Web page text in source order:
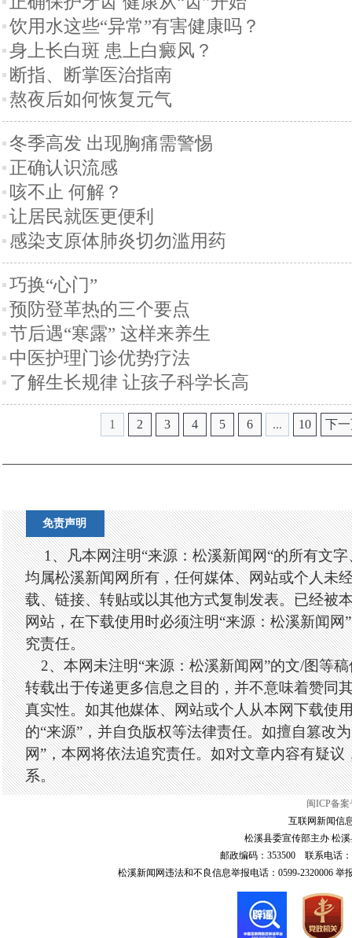
饮用水这些“异常”有害健康吗？
身上长白斑 患上白癜风？
断指、断掌医治指南
熬夜后如何恢复元气
冬季高发 出现胸痛需警惕
正确认识流感
咳不止 何解？
让居民就医更便利
感染支原体肺炎切勿滥用药
巧换“心门”
预防登革热的三个要点
节后遇“寒露” 这样来养生
中医护理门诊优势疗法
了解生长规律 让孩子科学长高
1 2 3 4 5 6 ... 10 下
免责声明
1、凡本网注明“来源：松溪新闻网“的所有文
均属松溪新闻网所有，任何媒体、网站或个人未
载、链接、转贴或以其他方式复制发表。已经被
网站，在下载使用时必须注明“来源：松溪新闻网
究责任。
2、本网未注明“来源：松溪新闻网”的文/图等稿
转载出于传递更多信息之目的，并不意味着赞同
真实性。如其他媒体、网站或个人从本网下载使
的“来源”，并自负版权等法律责任。如擅自篡改
网”，本网将依法追究责任。如对文章内容有疑议
系。
闽ICP备案
互联网新闻信
松溪县委宣传部主办 松
邮政编码：353500 联系电话：
松溪新闻网违法和不良信息举报电话：0599-2320006 举